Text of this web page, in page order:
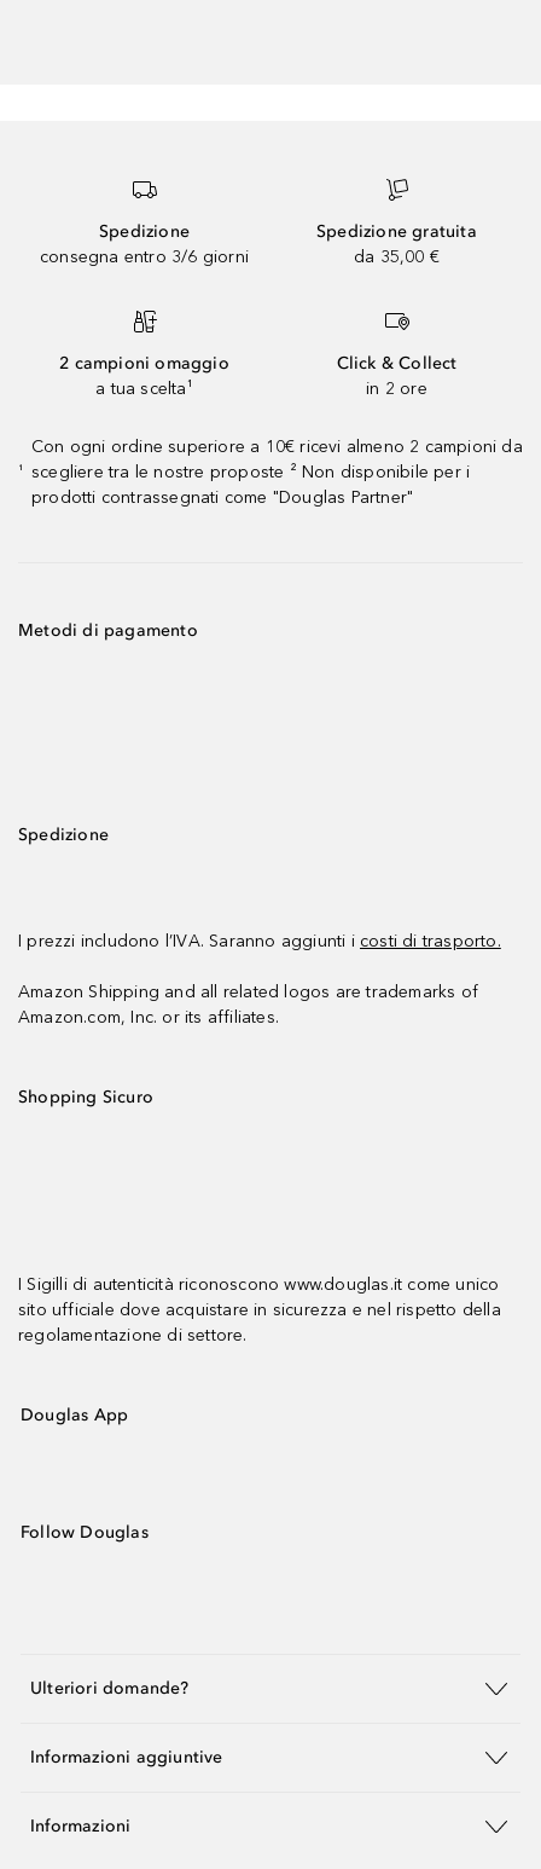
Spedizione
consegna entro 3/6 giorni
Spedizione gratuita
da 35,00 €
2 campioni omaggio
a tua scelta¹
Click & Collect
in 2 ore
¹
Con ogni ordine superiore a 10€ ricevi almeno 2 campioni da
scegliere tra le nostre proposte ² Non disponibile per i
prodotti contrassegnati come "Douglas Partner"
Metodi di pagamento
Spedizione
I prezzi includono l’IVA. Saranno aggiunti i costi di trasporto.
Amazon Shipping and all related logos are trademarks of
Amazon.com, Inc. or its affiliates.
Shopping Sicuro
I Sigilli di autenticità riconoscono www.douglas.it come unico
sito ufficiale dove acquistare in sicurezza e nel rispetto della
regolamentazione di settore.
Douglas App
Follow Douglas
Ulteriori domande?
Informazioni aggiuntive
Informazioni